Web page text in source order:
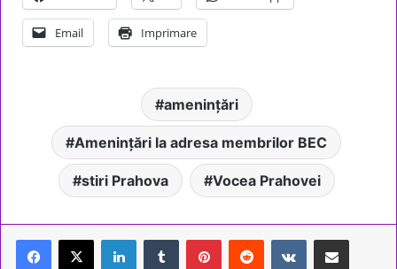
Email Imprimare
amenințări
Amenințări la adresa membrilor BEC
stiri Prahova Vocea Prahovei
LinkedInTumblr PinterestReddit VKontakteShare via Email